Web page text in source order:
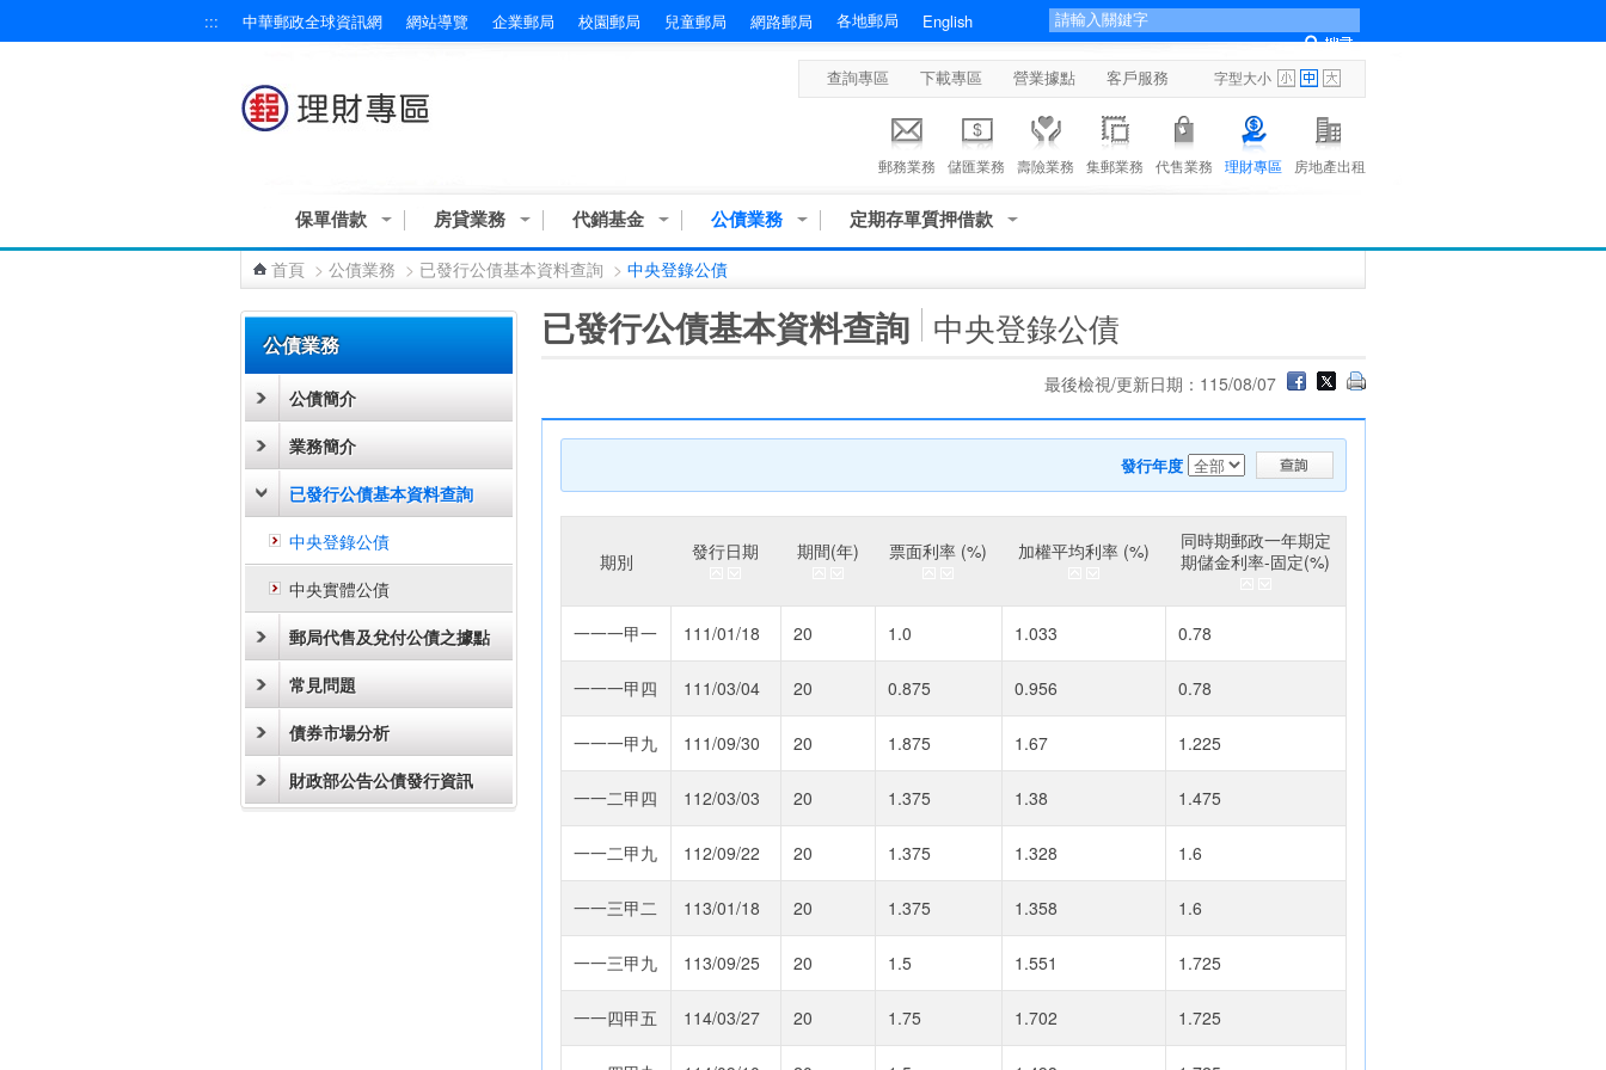
::: 中華郵政全球資訊網 網站導覽 企業郵局 校園郵局 兒童郵局 網路郵局 各地郵局 English
查詢專區 下載專區 營業據點 客戶服務 字型大小
郵務業務 儲匯業務 壽險業務 集郵業務 代售業務 理財專區 房地產出租
保單借款 房貸業務 代銷基金 公債業務 定期存單質押借款
首頁 > 公債業務 > 已發行公債基本資料查詢 > 中央登錄公債
公債業務
公債簡介
業務簡介
已發行公債基本資料查詢
中央登錄公債
中央實體公債
郵局代售及兌付公債之據點
常見問題
債券市場分析
財政部公告公債發行資訊
已發行公債基本資料查詢 中央登錄公債
最後檢視/更新日期：115/08/07
發行年度
期別 發行日期 期間(年) 票面利率 (%) 加權平均利率 (%)
同時期郵政一年期定
期儲金利率-固定(%)
一一一甲一 111/01/18 20 1.0 1.033 0.78
一一一甲四 111/03/04 20 0.875 0.956 0.78
一一一甲九 111/09/30 20 1.875 1.67 1.225
一一二甲四 112/03/03 20 1.375 1.38 1.475
一一二甲九 112/09/22 20 1.375 1.328 1.6
一一三甲二 113/01/18 20 1.375 1.358 1.6
一一三甲九 113/09/25 20 1.5 1.551 1.725
一一四甲五 114/03/27 20 1.75 1.702 1.725